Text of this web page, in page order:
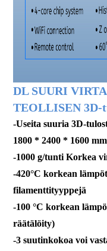
DL SUURI
TEOLLISEN 3D-
-Useita suuria 3D-
1800 * 2400 * 1600 mm
-1000 g/tunti Korkea
-420°C korkean
filamenttityyppejä
-100 °C korkean
räätälöity)
-3 suutinkokoa voi